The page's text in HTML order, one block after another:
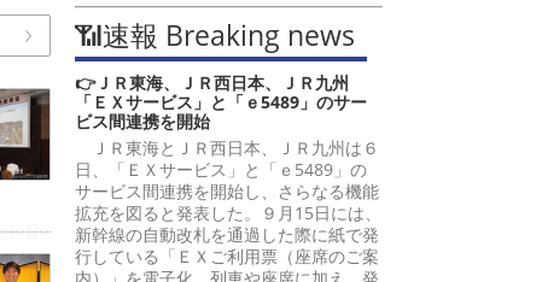
📶速報 Breaking news
👉ＪＲ東海、ＪＲ西日本、ＪＲ九州
「ＥＸサービス」と「ｅ5489」のサー
ビス間連携を開始
ＪＲ東海とＪＲ西日本、ＪＲ九州は６
日、「ＥＸサービス」と「ｅ5489」の
サービス間連携を開始し、さらなる機能
拡充を図ると発表した。９月15日には、
新幹線の自動改札を通過した際に紙で発
行している「ＥＸご利用票（座席のご案